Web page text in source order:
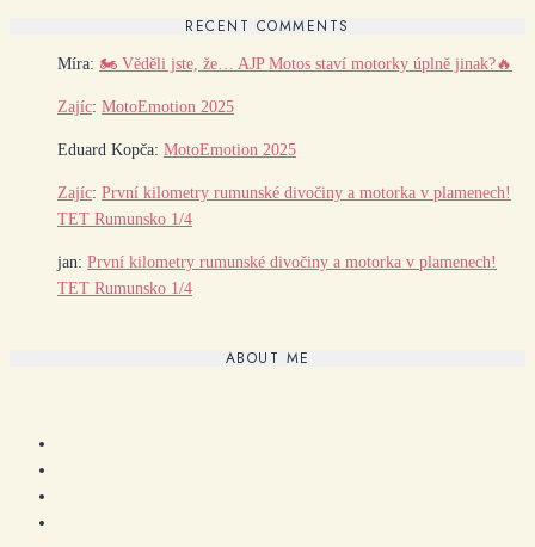
RECENT COMMENTS
Míra: 🏍️ Věděli jste, že… AJP Motos staví motorky úplně jinak?🔥
Zajíc: MotoEmotion 2025
Eduard Kopča: MotoEmotion 2025
Zajíc: První kilometry rumunské divočiny a motorka v plamenech!
TET Rumunsko 1/4
jan: První kilometry rumunské divočiny a motorka v plamenech!
TET Rumunsko 1/4
ABOUT ME